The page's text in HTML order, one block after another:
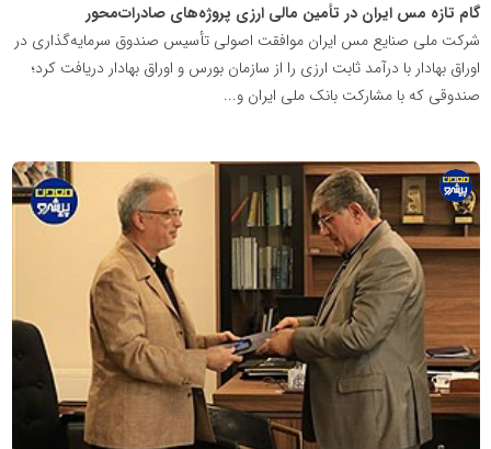
گام تازه مس ایران در تأمین مالی ارزی پروژه‌های صادرات‌محور
شرکت ملی صنایع مس ایران موافقت اصولی تأسیس صندوق سرمایه‌گذاری در
اوراق بهادار با درآمد ثابت ارزی را از سازمان بورس و اوراق بهادار دریافت کرد؛
صندوقی که با مشارکت بانک ملی ایران و...
پایگاه
اطلاع
رسانی
معدن
پیشرو